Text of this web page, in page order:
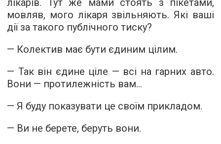
лікарів. Тут же мами стоять з пікетами,
мовляв, мого лікаря звільняють. Які ваші
дії за такого публічного тиску?
— Колектив має бути єдиним цілим.
— Так він єдине ціле — всі на гарних авто.
Вони — протилежність вам...
— Я буду показувати це своїм прикладом.
— Ви не берете, беруть вони.